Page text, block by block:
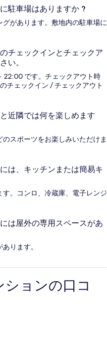
駐車場はありますか ?
があります。敷地内の駐車場に
チェックインとチェックア
い。
22:00 です。チェックアウト時
チェックイン / チェックアウト
近隣では何を楽しめます
スポーツをお楽しみいただけま
は、キッチンまたは簡易キ
。コンロ、冷蔵庫、電子レンジ
は屋外の専用スペースがあ
ります。
ョンの口コ